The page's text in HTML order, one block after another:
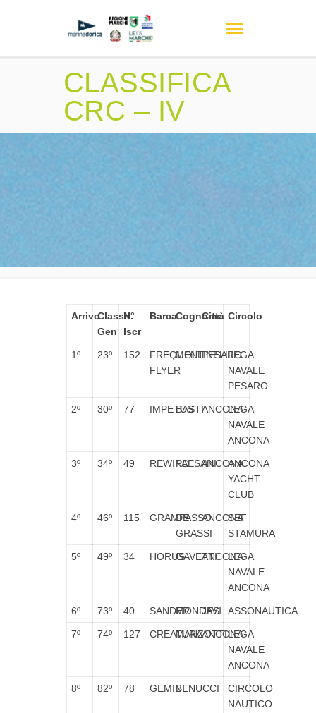
CLASSIFICA
CRC – IV
ArrivoClassif.
Gen
N°
Iscr
BarcaCognome
Città Circolo
1º 23º 152
FREQUENT
FLYER
MOLLINELLI
PESAROLEGA
NAVALE
PESARO
2º 30º 77 IMPETUS
BASTIANCONA
LEGA
NAVALE
ANCONA
3º 34º 49 REWINDPAESANIANCONAANCONA
YACHT
CLUB
4º 46º 115 GRAMPASSO
DE
GRASSI
ANCONA
SEF
STAMURA
5º 49º 34 HORUSGAVETTIANCONA
LEGA
NAVALE
ANCONA
6º 73º 40 SANDERMONDAVI
JESI ASSONAUTICA
7º 74º 127 CREATURAMANZOTTI
ANCONA
LEGA
NAVALE
ANCONA
8º 82º 78 GEMINIBENUCCI
CIRCOLO
NAUTICO